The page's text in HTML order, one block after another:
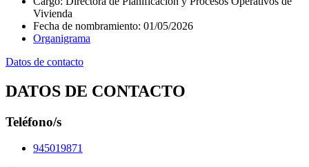
Vivienda
Fecha de nombramiento: 01/05/2026
Organigrama
Datos de contacto
DATOS DE CONTACTO
Teléfono/s
945019871